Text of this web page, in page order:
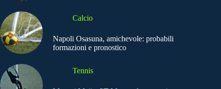
Calcio
Napoli Osasuna, amichevole: probabili
formazioni e pronostico
Tennis